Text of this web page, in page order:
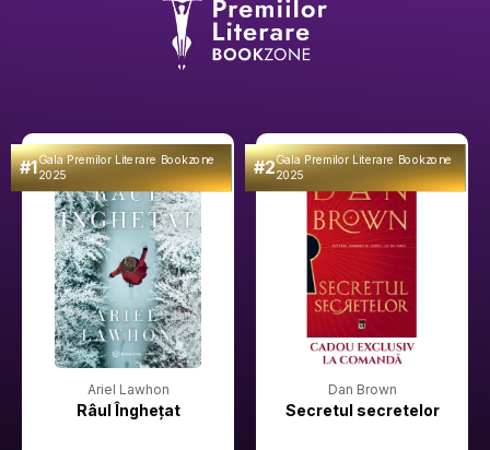
#1Gala Premilor Literare Bookzone
2025
Ariel Lawhon
Râul Înghețat
#2Gala Premilor Literare Bookzone
2025
Dan Brown
Secretul secretelor